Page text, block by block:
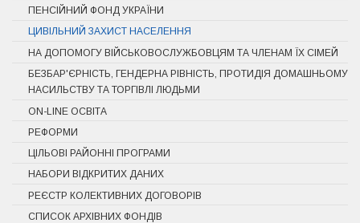
ПЕНСІЙНИЙ ФОНД УКРАЇНИ
ЦИВІЛЬНИЙ ЗАХИСТ НАСЕЛЕННЯ
НА ДОПОМОГУ ВІЙСЬКОВОСЛУЖБОВЦЯМ ТА ЧЛЕНАМ ЇХ СІМЕЙ
БЕЗБАР'ЄРНІСТЬ, ГЕНДЕРНА РІВНІСТЬ, ПРОТИДІЯ ДОМАШНЬОМУ
НАСИЛЬСТВУ ТА ТОРГІВЛІ ЛЮДЬМИ
ON-LINE ОСВІТА
РЕФОРМИ
ЦІЛЬОВІ РАЙОННІ ПРОГРАМИ
НАБОРИ ВІДКРИТИХ ДАНИХ
РЕЄСТР КОЛЕКТИВНИХ ДОГОВОРІВ
СПИСОК АРХІВНИХ ФОНДІВ